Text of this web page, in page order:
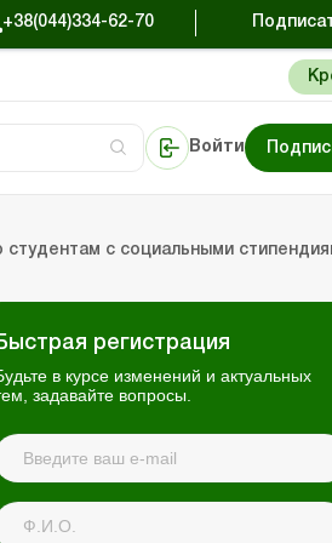
+38(044)334-62-70
Войти
студентам с социальными
регистрация
в курсе изменений и актуальных
задавайте вопросы.